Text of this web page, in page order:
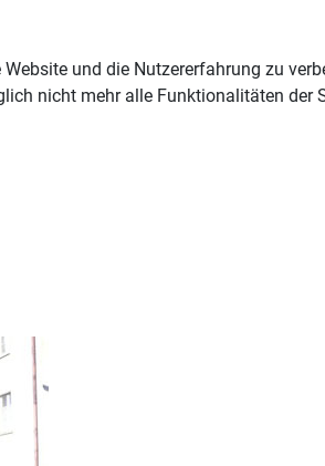
und die Nutzererfahrung zu
nicht mehr alle Funktionalitäten der